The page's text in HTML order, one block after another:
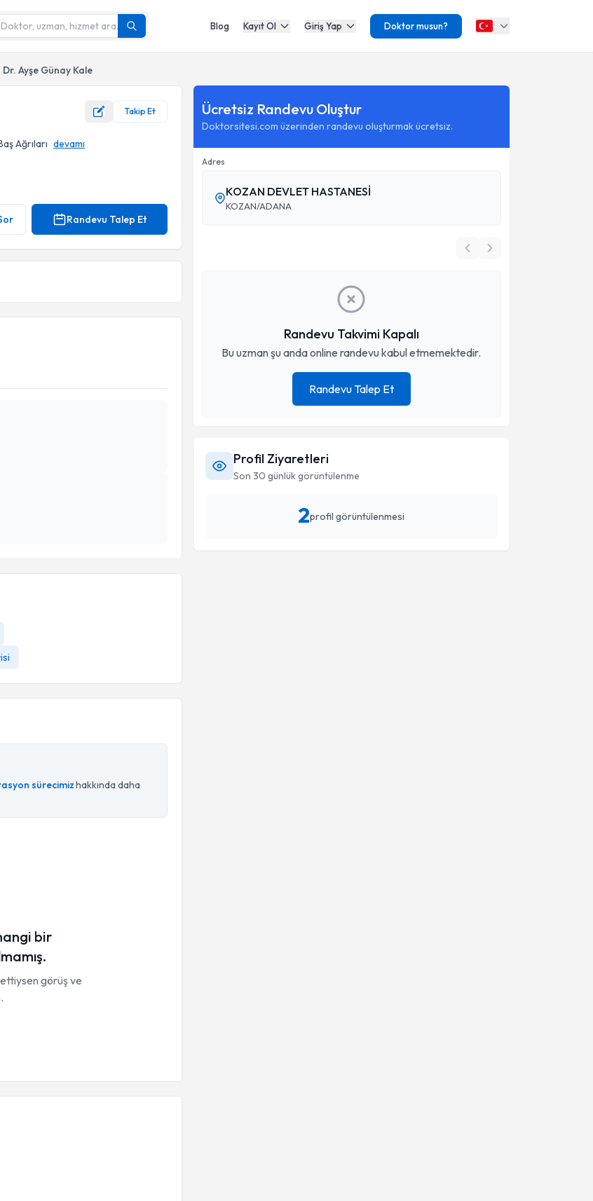
Blog Kayıt Ol Giriş Yap Doktor musun?
Dr. Ayşe Günay Kale
Takip Et
Ağrıları devamı
Randevu Talep Et
sürecimizhakkında daha
bir
görüş ve
Ücretsiz Randevu Oluştur
Doktorsitesi.com üzerinden randevu oluşturmak ücretsiz.
Adres
KOZAN DEVLET HASTANESİ
KOZAN/ADANA
Randevu Takvimi Kapalı
Bu uzman şu anda online randevu kabul etmemektedir.
Randevu Talep Et
Profil Ziyaretleri
Son 30 günlük görüntülenme
2profil görüntülenmesi